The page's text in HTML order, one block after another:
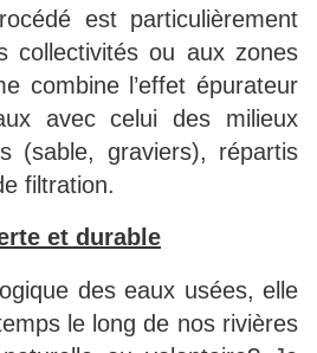
est particulièrement
collectivités ou aux zones
combine l’effet épurateur
avec celui des milieux
(sable, graviers), répartis
filtration.
et durable
des eaux usées, elle
le long de nos rivières